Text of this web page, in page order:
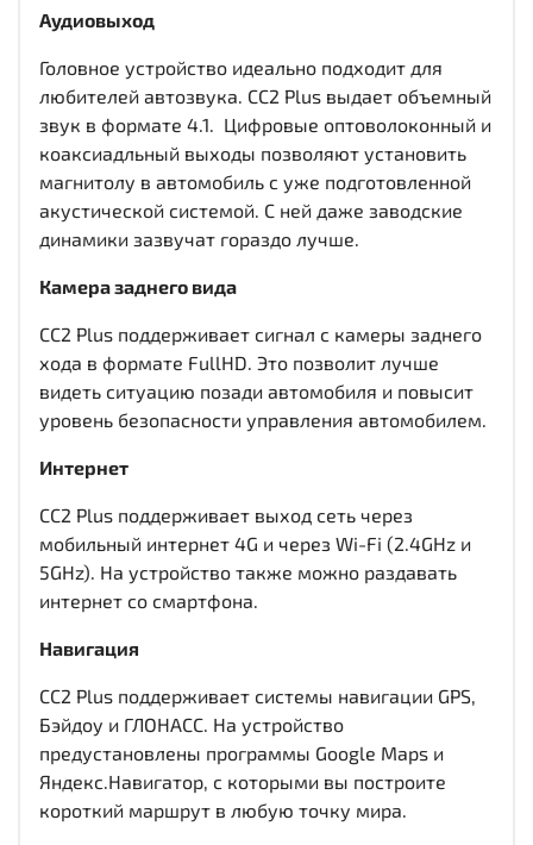
Аудиовыход
Головное устройство идеально подходит для
любителей автозвука. CC2 Plus выдает объемный
звук в формате 4.1. Цифровые оптоволоконный и
коаксиадльный выходы позволяют установить
магнитолу в автомобиль с уже подготовленной
акустической системой. С ней даже заводские
динамики зазвучат гораздо лучше.
Камера заднего вида
CC2 Plus поддерживает сигнал с камеры заднего
хода в формате FullHD. Это позволит лучше
видеть ситуацию позади автомобиля и повысит
уровень безопасности управления автомобилем.
Интернет
CC2 Plus поддерживает выход сеть через
мобильный интернет 4G и через Wi-Fi (2.4GHz и
5GHz). На устройство также можно раздавать
интернет со смартфона.
Навигация
CC2 Plus поддерживает системы навигации GPS,
Бэйдоу и ГЛОНАСС. На устройство
предустановлены программы Google Maps и
Яндекс.Навигатор, с которыми вы построите
короткий маршрут в любую точку мира.